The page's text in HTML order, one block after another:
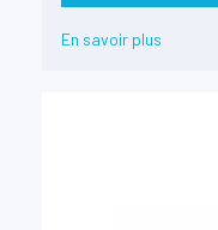
En savoir plus